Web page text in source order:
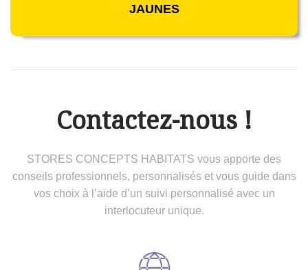
JAUNES
Contactez-nous !
STORES CONCEPTS HABITATS vous apporte des
conseils professionnels, personnalisés et vous guide dans
vos choix à l’aide d’un suivi personnalisé avec un
interlocuteur unique.